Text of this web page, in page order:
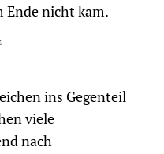
Ende nicht kam.
ins Gegenteil
viele
nach